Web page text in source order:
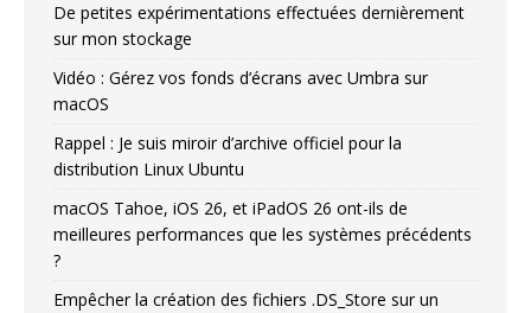
De petites expérimentations effectuées dernièrement
sur mon stockage
Vidéo : Gérez vos fonds d’écrans avec Umbra sur
macOS
Rappel : Je suis miroir d’archive officiel pour la
distribution Linux Ubuntu
macOS Tahoe, iOS 26, et iPadOS 26 ont-ils de
meilleures performances que les systèmes précédents
?
Empêcher la création des fichiers .DS_Store sur un